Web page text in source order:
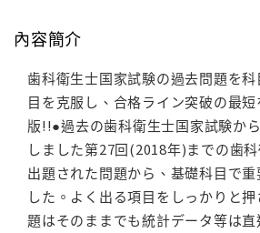
內容簡介
歯科衛生士国家試験の過去問題を
目を克服し、合格ライン突破の最
版!!●過去の歯科衛生士国家試験か
しました第27回(2018年)までの歯
出題された問題から、基礎科目で
した。よく出る項目をしっかりと
題はそのままでも統計データ等は